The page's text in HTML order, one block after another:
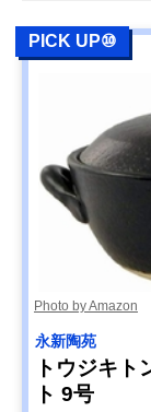
PICK UP⑩
Photo by Amazon
永新陶苑
トウジキ
ト 9号